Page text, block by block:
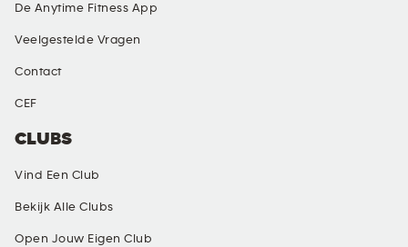
CLUBS
Vind Een Club
Bekijk Alle Clubs
Open Jouw Eigen Club
De Anytime Fitness App
Veelgestelde Vragen
Contact
CEF